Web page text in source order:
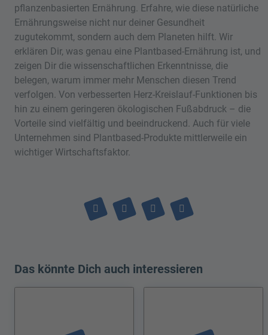
pflanzenbasierten Ernährung. Erfahre, wie diese natürliche
Ernährungsweise nicht nur deiner Gesundheit
zugutekommt, sondern auch dem Planeten hilft. Wir
erklären Dir, was genau eine Plantbased-Ernährung ist, und
zeigen Dir die wissenschaftlichen Erkenntnisse, die
belegen, warum immer mehr Menschen diesen Trend
verfolgen. Von verbesserten Herz-Kreislauf-Funktionen bis
hin zu einem geringeren ökologischen Fußabdruck – die
Vorteile sind vielfältig und beeindruckend. Auch für viele
Unternehmen sind Plantbased-Produkte mittlerweile ein
wichtiger Wirtschaftsfaktor.
Das könnte Dich auch interessieren